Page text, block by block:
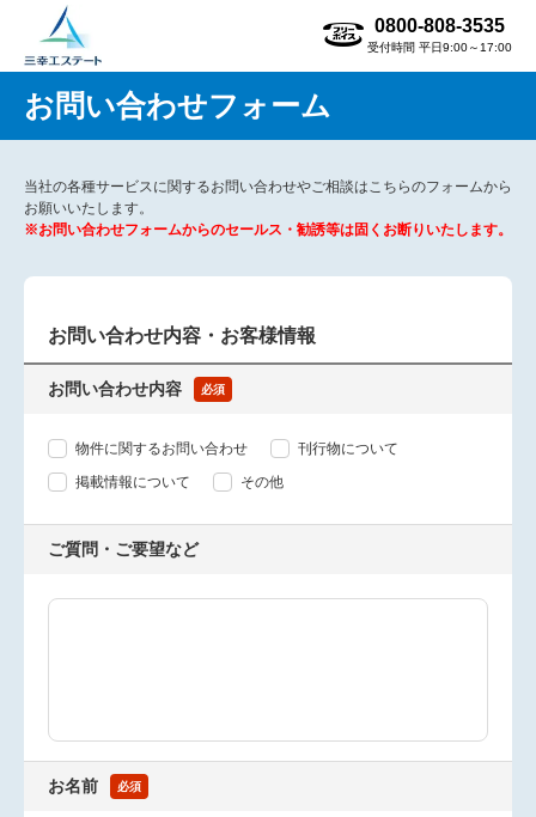
0800-808-3535
受付時間 平日9:00～17:00
お問い合わせフォーム
当社の各種サービスに関するお問い合わせやご相談はこちらのフォームから
お願いいたします。
※お問い合わせフォームからのセールス・勧誘等は固くお断りいたします。
お問い合わせ内容・お客様情報
お問い合わせ内容 必須
物件に関するお問い合わせ
刊行物について
掲載情報について
その他
ご質問・ご要望など
お名前 必須